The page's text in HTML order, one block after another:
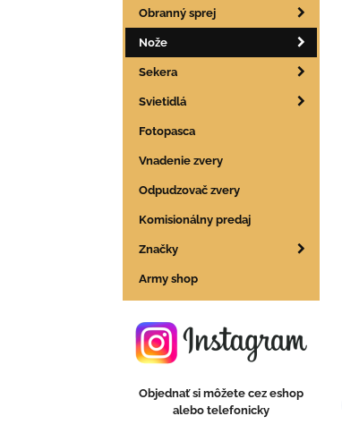
Obranný sprej
Nože
Sekera
Svietidlá
Fotopasca
Vnadenie zvery
Odpudzovač zvery
Komisionálny predaj
Značky
Army shop
Objednať si môžete cez eshop
alebo telefonicky